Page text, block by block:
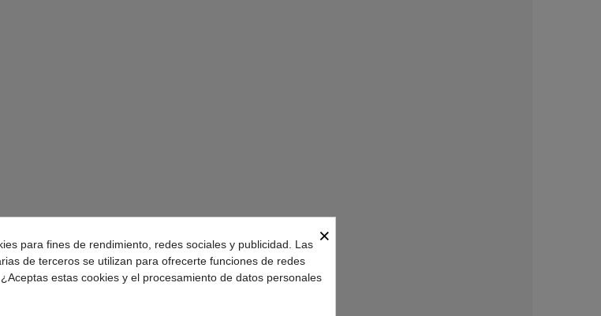
compatible con varios modelos:
×
para fines de rendimiento, redes sociales y publicidad. Las
de terceros se utilizan para ofrecerte funciones de redes
estas cookies y el procesamiento de datos personales